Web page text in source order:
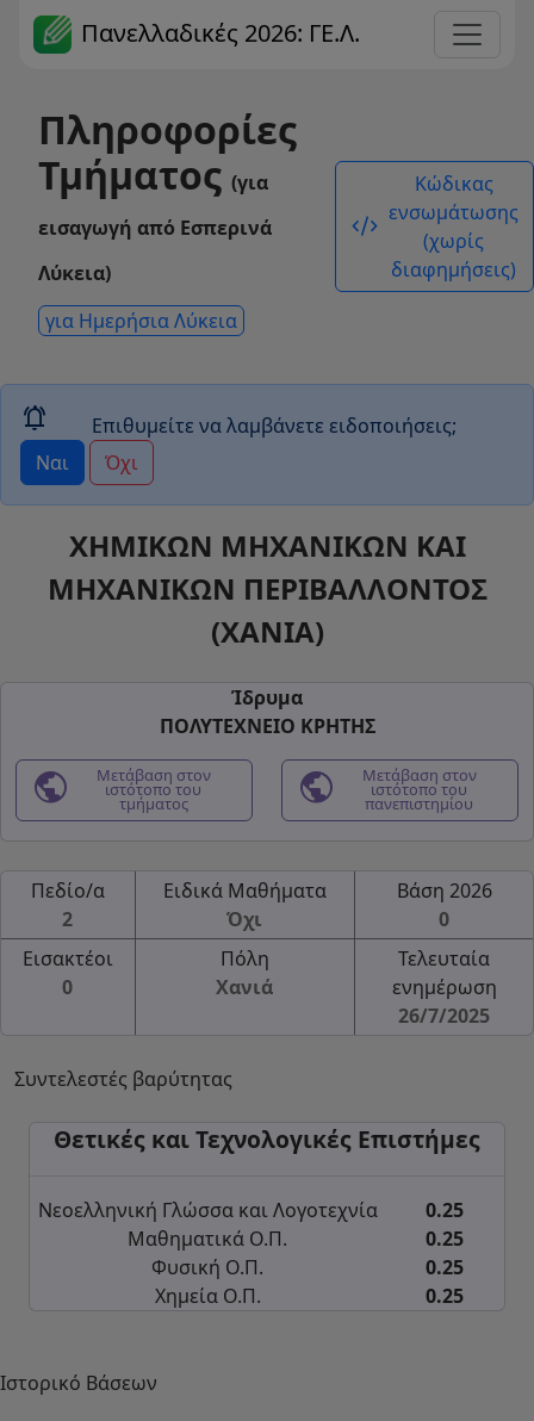
Πανελλαδικές 2026: ΓΕ.Λ.
Πληροφορίες
Τμήματος (για
εισαγωγή από Εσπερινά
Λύκεια)
για Ημερήσια Λύκεια
code_xml
Κώδικας
ενσωμάτωσης
(χωρίς
διαφημήσεις)
notifications_active
Επιθυμείτε να λαμβάνετε ειδοποιήσεις;
Ναι
Όχι
ΧΗΜΙΚΩΝ ΜΗΧΑΝΙΚΩΝ ΚΑΙ
ΜΗΧΑΝΙΚΩΝ ΠΕΡΙΒΑΛΛΟΝΤΟΣ
(ΧΑΝΙΑ)
Ίδρυμα
ΠΟΛΥΤΕΧΝΕΙΟ ΚΡΗΤΗΣ
public Μετάβαση στον
ιστότοπο του
τμήματος public Μετάβαση στον
ιστότοπο του
πανεπιστημίου
Πεδίο/α
2
Ειδικά Μαθήματα
Όχι
Βάση 2026
0
Εισακτέοι
0
Πόλη
Χανιά
Τελευταία
ενημέρωση
26/7/2025
Συντελεστές βαρύτητας
Θετικές και Τεχνολογικές Επιστήμες
Νεοελληνική Γλώσσα και Λογοτεχνία
0.25
Μαθηματικά Ο.Π.
0.25
Φυσική Ο.Π.
0.25
Χημεία Ο.Π.
0.25
Ιστορικό Βάσεων